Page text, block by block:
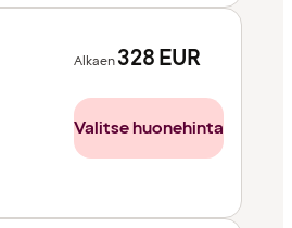
Alkaen328EUR
Valitse huonehinta